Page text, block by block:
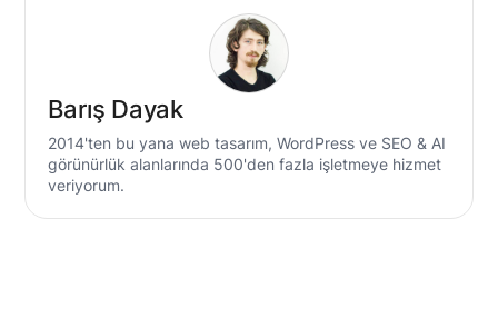
Barış Dayak
2014'ten bu yana web tasarım, WordPress ve SEO & AI
görünürlük alanlarında 500'den fazla işletmeye hizmet
veriyorum.